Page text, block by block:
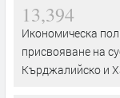
13,394
Икономическа
присвояване на
Кърджалийско и